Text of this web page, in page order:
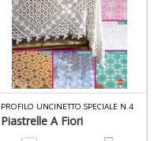
PROFILO UNCINETTO SPECIALE N.4
Piastrelle A Fiori